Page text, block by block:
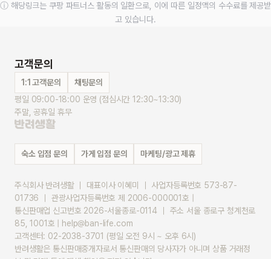
ⓘ 해당링크는 쿠팡 파트너스 활동의 일환으로, 이에 따른 일정액의 수수료를 제공받
고 있습니다.
고객문의
1:1 고객문의
채팅문의
평일 09:00-18:00 운영 (점심시간 12:30~13:30)
주말, 공휴일 휴무
숙소 입점 문의 가게 입점 문의 마케팅/광고 제휴
주식회사 반려생활 ｜ 대표이사 이혜미 ｜ 사업자등록번호 573-87-
01736 ｜ 관광사업자등록번호 제 2006-000001호 |
통신판매업 신고번호 2026-서울종로-0114 ｜ 주소 서울 종로구 청계천로
85, 1001호 | help@ban-life.com
고객센터: 02-2038-3701 (평일 오전 9시 ~ 오후 6시)
반려생활은 통신판매중개자로서 통신판매의 당사자가 아니며 상품 거래정